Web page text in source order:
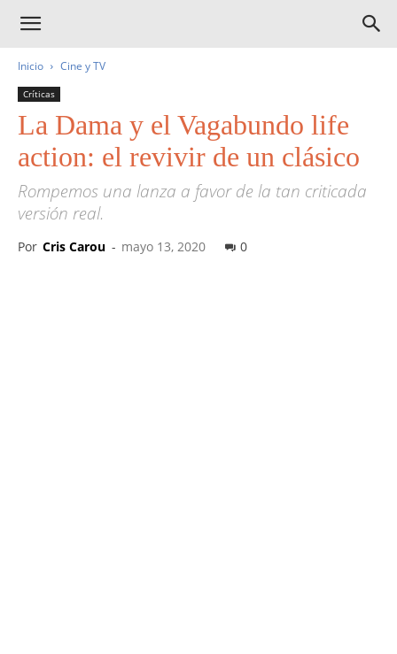
Inicio Cine y TV
Críticas
La Dama y el Vagabundo life
action: el revivir de un clásico
Rompemos una lanza a favor de la tan criticada
versión real.
Por Cris Carou - mayo 13, 2020 0